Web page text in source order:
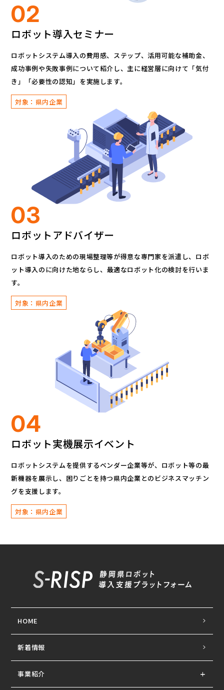
02
ロボット導入セミナー
ロボットシステム導入の費用感、ステップ、活用可能な補助金、
成功事例や失敗事例について紹介し、主に経営層に向けて「気付
き」「必要性の認知」を実施します。
対象：県内企業
03
ロボットアドバイザー
ロボット導入のための現場整理等が得意な専門家を派遣し、 ロボ
ット導入のに向けた地ならし、 最適なロボット化の検討を行いま
す。
対象：県内企業
04
ロボット実機展示イベント
ロボットシステムを提供するベンダー企業等が、 ロボット等の最
新機器を展示し、 困りごとを持つ県内企業とのビジネスマッチン
グを支援します。
対象：県内企業
HOME
新着情報
事業紹介